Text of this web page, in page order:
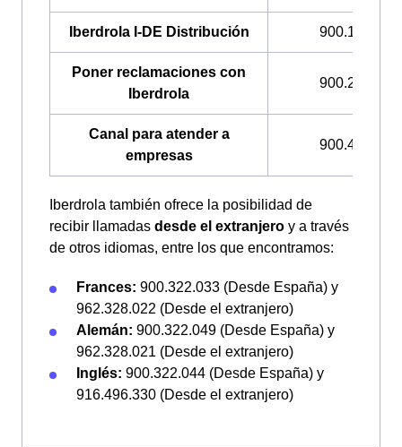
Iberdrola I-DE Distribución 900.171.171
Poner reclamaciones con
Iberdrola
900.225.235
Canal para atender a
empresas
900.400.408
Iberdrola también ofrece la posibilidad de
recibir llamadas desde el extranjero y a través
de otros idiomas, entre los que encontramos:
Frances: 900.322.033 (Desde España) y
962.328.022 (Desde el extranjero)
Alemán: 900.322.049 (Desde España) y
962.328.021 (Desde el extranjero)
Inglés: 900.322.044 (Desde España) y
916.496.330 (Desde el extranjero)